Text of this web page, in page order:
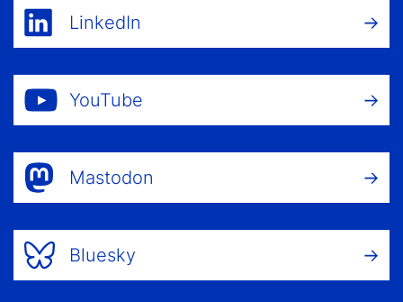
LinkedIn
YouTube
Mastodon
Bluesky